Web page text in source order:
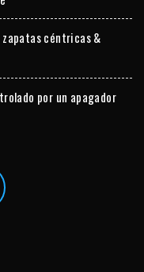
zapatas céntricas &
por un apagador